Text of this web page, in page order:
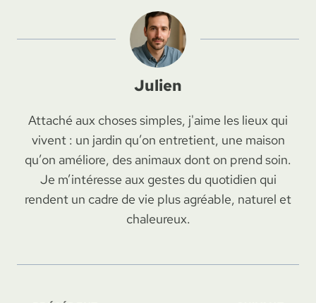
Julien
Attaché aux choses simples, j'aime les lieux qui
vivent : un jardin qu’on entretient, une maison
qu’on améliore, des animaux dont on prend soin.
Je m’intéresse aux gestes du quotidien qui
rendent un cadre de vie plus agréable, naturel et
chaleureux.